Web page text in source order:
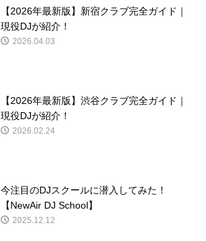
【2026年最新版】新宿クラブ完全ガイド｜
現役DJが紹介！
2026.04.03
【2026年最新版】渋谷クラブ完全ガイド｜
現役DJが紹介！
2026.02.24
今注目のDJスクールに潜入してみた！
【NewAir DJ School】
2025.12.12